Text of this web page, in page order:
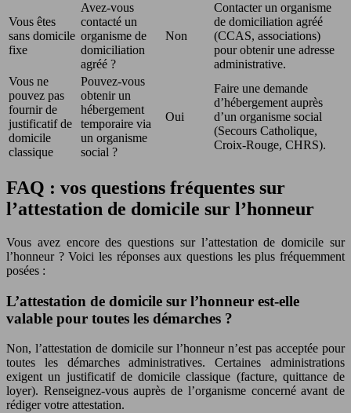
Vous êtes
sans domicile
fixe
Avez-vous
contacté un
organisme de
domiciliation
agréé ?
Non
Contacter un organisme
de domiciliation agréé
(CCAS, associations)
pour obtenir une adresse
administrative.
Vous ne
pouvez pas
fournir de
justificatif de
domicile
classique
Pouvez-vous
obtenir un
hébergement
temporaire via
un organisme
social ?
Oui
Faire une demande
d’hébergement auprès
d’un organisme social
(Secours Catholique,
Croix-Rouge, CHRS).
FAQ : vos questions fréquentes sur
l’attestation de domicile sur l’honneur
Vous avez encore des questions sur l’attestation de domicile sur
l’honneur ? Voici les réponses aux questions les plus fréquemment
posées :
L’attestation de domicile sur l’honneur est-elle
valable pour toutes les démarches ?
Non, l’attestation de domicile sur l’honneur n’est pas acceptée pour
toutes les démarches administratives. Certaines administrations
exigent un justificatif de domicile classique (facture, quittance de
loyer). Renseignez-vous auprès de l’organisme concerné avant de
rédiger votre attestation.